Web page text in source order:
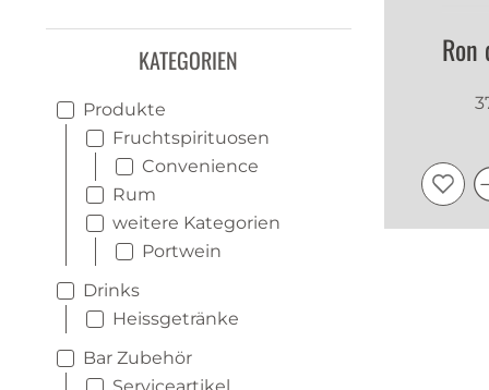
KATEGORIEN
Produkte
Fruchtspirituosen
Convenience
Rum
weitere Kategorien
Portwein
Drinks
Heissgetränke
Bar Zubehör